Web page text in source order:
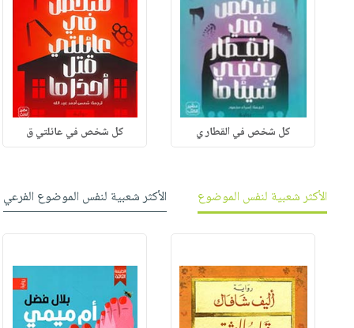
كل شخص في القطار ي كل شخص في عائلتي ق
الأكثر شعبية لنفس الموضوع الأكثر شعبية لنفس الموضوع الفرعي